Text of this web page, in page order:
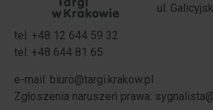
ul.
tel. +48 12 644 59 32
tel. +48 644 81 65
e-mail: biuro@targi.krakow.pl
Zgłoszenia naruszeń prawa: